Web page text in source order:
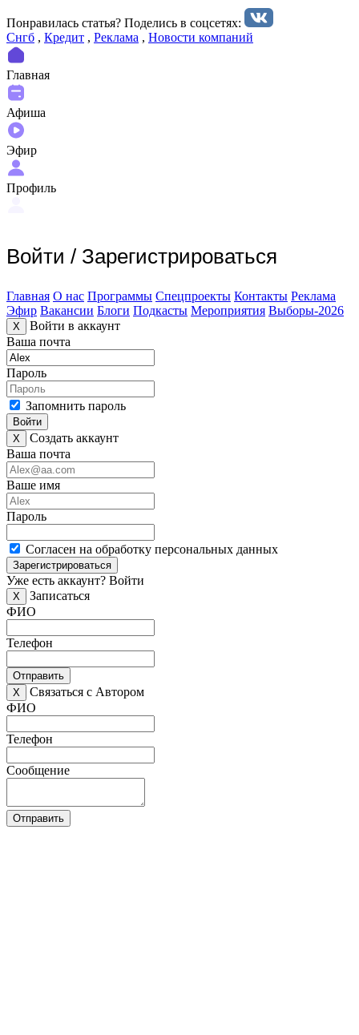
Понравилась статья? Поделиcь в соцсетях:
Снгб , Кредит , Реклама , Новости компаний
Главная
Афиша
Эфир
Профиль
Войти / Зарегистрироваться
Главная О нас Программы Спецпроекты Контакты Реклама
Эфир Вакансии Блоги Подкасты Мероприятия Выборы-2026
X
Войти в аккаунт
Ваша почта
Пароль
Запомнить пароль
Войти
X
Создать аккаунт
Ваша почта
Ваше имя
Пароль
Согласен на обработку персональных данных
Зарегистрироваться
Уже есть аккаунт? Войти
X
Записаться
ФИО
Телефон
Отправить
X
Связаться с Автором
ФИО
Телефон
Сообщение
Отправить